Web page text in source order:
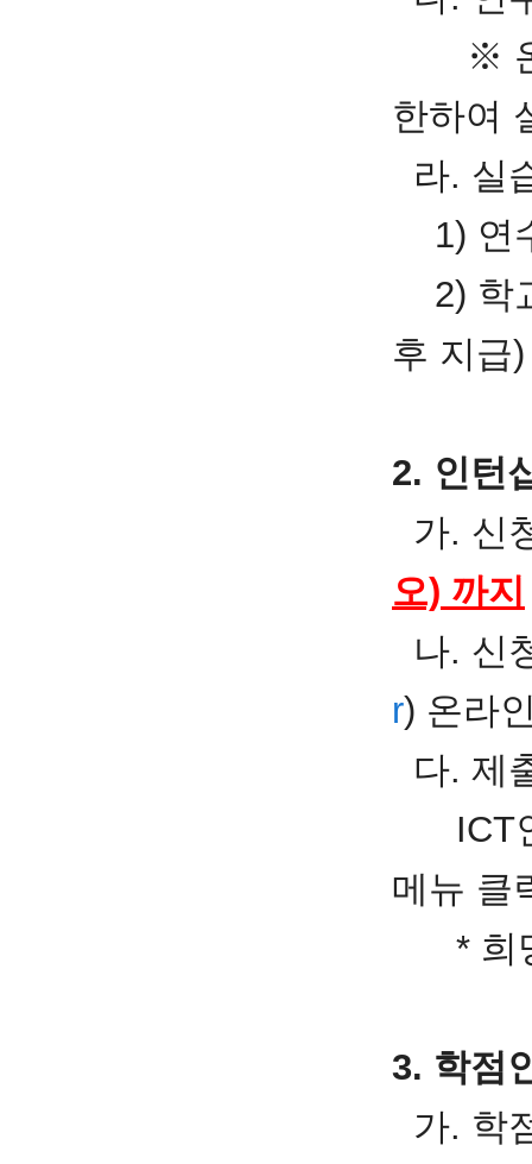
※ 온
한하여
라. 실
1) 연
2) 학
후 지급)
2. 인턴
가. 신
오) 까지
나. 신
r) 온라
다. 제
ICT인
메뉴 클
* 희망
3. 학점
가. 학